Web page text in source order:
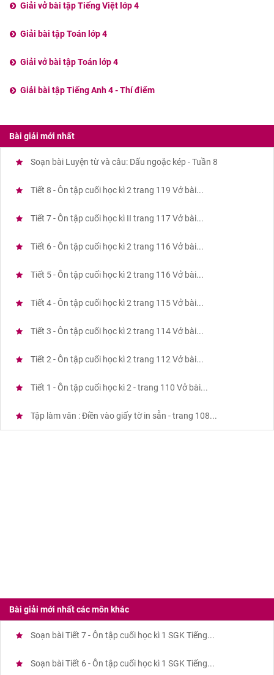
Giải vở bài tập Tiếng Việt lớp 4
Giải bài tập Toán lớp 4
Giải vở bài tập Toán lớp 4
Giải bài tập Tiếng Anh 4 - Thí điểm
Bài giải mới nhất
Soạn bài Luyện từ và câu: Dấu ngoặc kép - Tuần 8
Tiết 8 - Ôn tập cuối học kì 2 trang 119 Vở bài...
Tiết 7 - Ôn tập cuối học kì II trang 117 Vở bài...
Tiết 6 - Ôn tập cuối học kì 2 trang 116 Vở bài...
Tiết 5 - Ôn tập cuối học kì 2 trang 116 Vở bài...
Tiết 4 - Ôn tập cuối học kì 2 trang 115 Vở bài...
Tiết 3 - Ôn tập cuối học kì 2 trang 114 Vở bài...
Tiết 2 - Ôn tập cuối học kì 2 trang 112 Vở bài...
Tiết 1 - Ôn tập cuối học kì 2 - trang 110 Vở bài...
Tập làm văn : Điền vào giấy tờ in sẵn - trang 108...
Bài giải mới nhất các môn khác
Soạn bài Tiết 7 - Ôn tập cuối học kì 1 SGK Tiếng...
Soạn bài Tiết 6 - Ôn tập cuối học kì 1 SGK Tiếng...